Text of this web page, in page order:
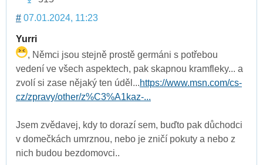
# 07.01.2024, 11:23
Yurri
, Němci jsou stejně prostě germáni s potřebou
vedení ve všech aspektech, pak skapnou kramfleky... a
zvolí si zase nějaký ten úděl...https://www.msn.com/cs-
cz/zpravy/other/z%C3%A1kaz-...
Jsem zvědavej, kdy to dorazí sem, buďto pak důchodci
v domečkách umrznou, nebo je zničí pokuty a nebo z
nich budou bezdomovci..